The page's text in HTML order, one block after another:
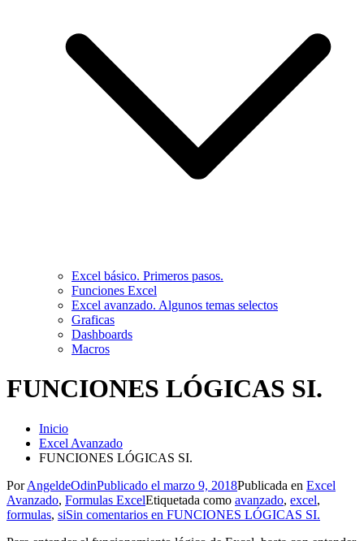
Excel básico. Primeros pasos.
Funciones Excel
Excel avanzado. Algunos temas selectos
Graficas
Dashboards
Macros
FUNCIONES LÓGICAS SI.
Inicio
Excel Avanzado
FUNCIONES LÓGICAS SI.
PorAngeldeOdinPublicado el marzo 9, 2018Publicada en Excel
Avanzado, Formulas ExcelEtiquetada como avanzado, excel,
formulas, siSin comentarios en FUNCIONES LÓGICAS SI.